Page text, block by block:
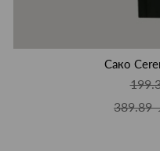
Сако
389.89